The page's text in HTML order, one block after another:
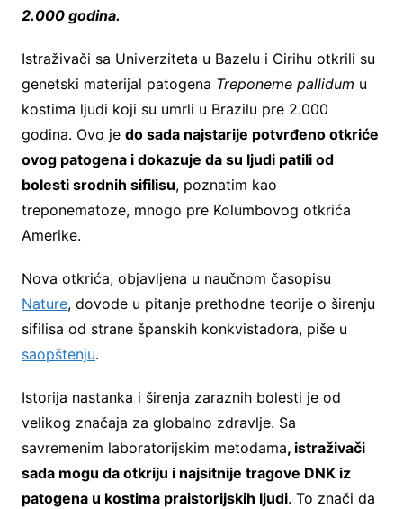
2.000 godina.
Istraživači sa Univerziteta u Bazelu i Cirihu otkrili su
genetski materijal patogena Treponeme pallidum u
kostima ljudi koji su umrli u Brazilu pre 2.000
godina. Ovo je do sada najstarije potvrđeno otkriće
ovog patogena i dokazuje da su ljudi patili od
bolesti srodnih sifilisu, poznatim kao
treponematoze, mnogo pre Kolumbovog otkrića
Amerike.
Nova otkrića, objavljena u naučnom časopisu
Nature, dovode u pitanje prethodne teorije o širenju
sifilisa od strane španskih konkvistadora, piše u
saopštenju.
Istorija nastanka i širenja zaraznih bolesti je od
velikog značaja za globalno zdravlje. Sa
savremenim laboratorijskim metodama, istraživači
sada mogu da otkriju i najsitnije tragove DNK iz
patogena u kostima praistorijskih ljudi. To znači da